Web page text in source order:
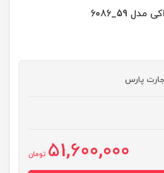
پارس
51,600,000 تومان